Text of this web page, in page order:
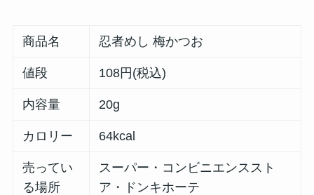
商品名 忍者めし 梅かつお
値段 108円(税込)
内容量 20g
カロリー 64kcal
売ってい
る場所
スーパー・コンビニエンススト
ア・ドンキホーテ